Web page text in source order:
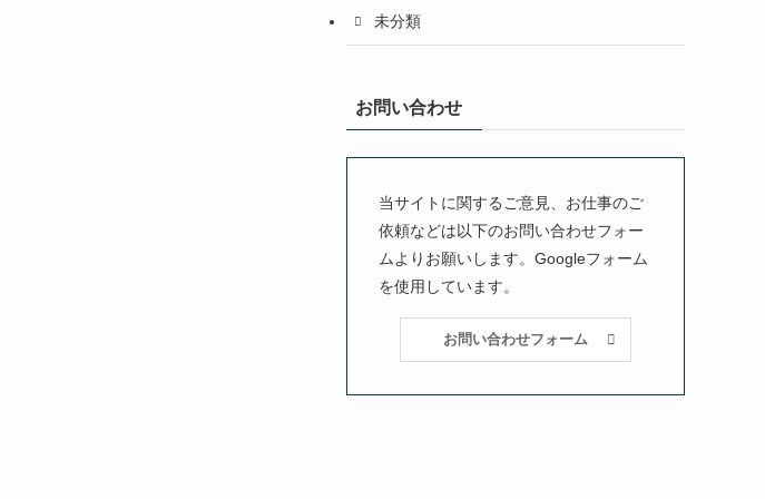
未分類
お問い合わせ
当サイトに関するご意見、お仕事のご
依頼などは以下のお問い合わせフォー
ムよりお願いします。Googleフォーム
を使用しています。
お問い合わせフォーム